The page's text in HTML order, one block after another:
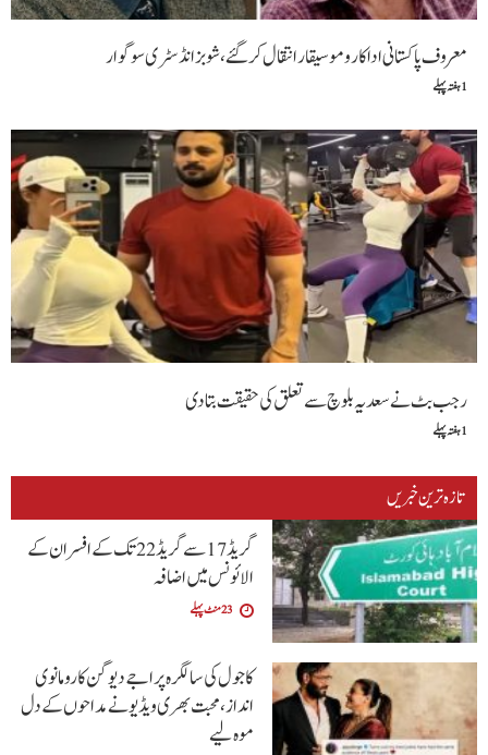
معروف پاکستانی اداکار و موسیقار انتقال کر گئے، شوبز انڈسٹری سوگوار
1 ہفتہ پہلے
رجب بٹ نے سعدیہ بلوچ سے تعلق کی حقیقت بتادی
1 ہفتہ پہلے
تازہ ترین خبریں
گریڈ 17 سے گریڈ 22 تک کے افسران کے
الائونس میں اضافہ
23 منٹ پہلے
کاجول کی سالگرہ پر اجے دیوگن کا رومانوی
انداز، محبت بھری ویڈیو نے مداحوں کے دل
موہ لیے